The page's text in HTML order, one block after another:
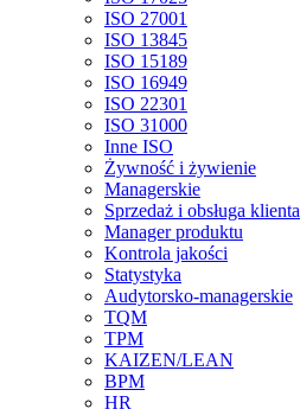
ISO 27001
ISO 13845
ISO 15189
ISO 16949
ISO 22301
ISO 31000
Inne ISO
Żywność i żywienie
Managerskie
Sprzedaż i obsługa klienta
Manager produktu
Kontrola jakości
Statystyka
Audytorsko-managerskie
TQM
TPM
KAIZEN/LEAN
BPM
HR